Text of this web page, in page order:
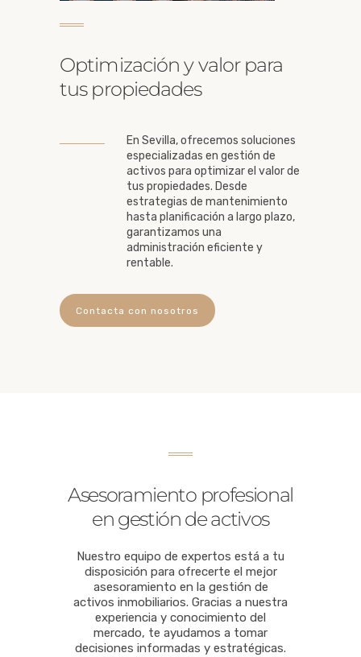
Optimización y valor para
tus propiedades
En Sevilla, ofrecemos soluciones
especializadas en gestión de
activos para optimizar el valor de
tus propiedades. Desde
estrategias de mantenimiento
hasta planificación a largo plazo,
garantizamos una
administración eficiente y
rentable.
Contacta con nosotros
Asesoramiento profesional
en gestión de activos
Nuestro equipo de expertos está a tu
disposición para ofrecerte el mejor
asesoramiento en la gestión de
activos inmobiliarios. Gracias a nuestra
experiencia y conocimiento del
mercado, te ayudamos a tomar
decisiones informadas y estratégicas.